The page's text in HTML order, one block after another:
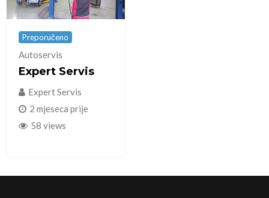
Preporučeno
Autoservis
Expert Servis
Expert Servis
2 mjeseca prije
58 views